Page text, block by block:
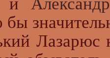
бы
Лазарюс